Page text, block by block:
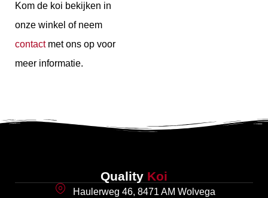
Kom de koi bekijken in
onze winkel of neem
contactmet ons op voor
meer informatie.
Quality Koi
Haulerweg 46, 8471 AM Wolvega